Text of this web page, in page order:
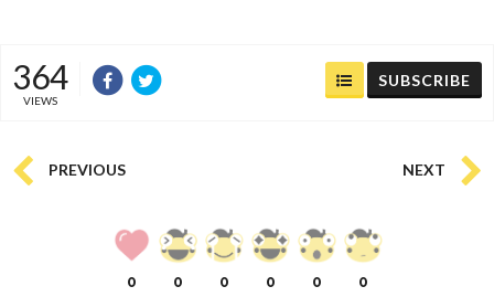
364
VIEWS
SUBSCRIBE
PREVIOUS NEXT
0 0 0 0 0 0